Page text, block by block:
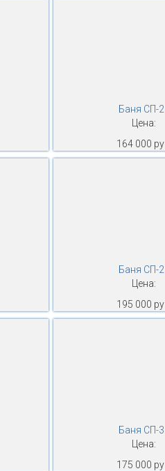
Баня СП-
Цена:
164 000
Баня СП-
Цена:
195 000
Баня СП-
Цена:
175 000